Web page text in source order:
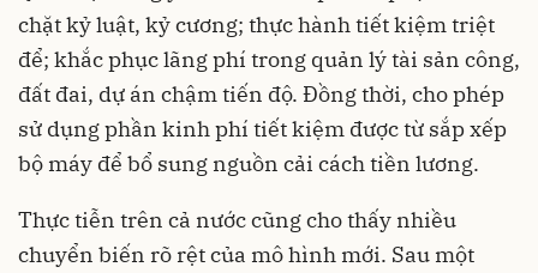
chặt kỷ luật, kỷ cương; thực hành tiết kiệm triệt
để; khắc phục lãng phí trong quản lý tài sản công,
đất đai, dự án chậm tiến độ. Đồng thời, cho phép
sử dụng phần kinh phí tiết kiệm được từ sắp xếp
bộ máy để bổ sung nguồn cải cách tiền lương.
Thực tiễn trên cả nước cũng cho thấy nhiều
chuyển biến rõ rệt của mô hình mới. Sau một